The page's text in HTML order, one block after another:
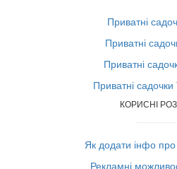
Приватні
Приватні
Приватні
Приватні
КОРИСНІ
Як додати інфо
Рекламні